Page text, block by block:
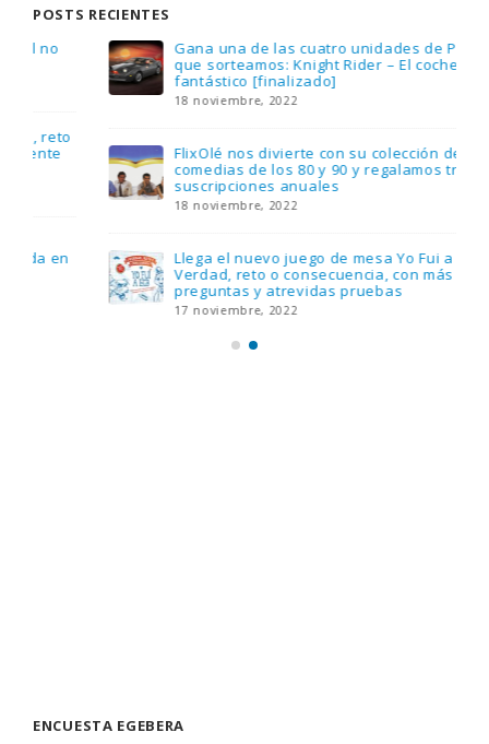
POSTS RECIENTES
Gana una de las cuatro unidades de PLAYMOBIL
que sorteamos: Knight Rider – El coche
fantástico [finalizado]
18 noviembre, 2022
FlixOlé nos divierte con su colección de
comedias de los 80 y 90 y regalamos tres
suscripciones anuales
18 noviembre, 2022
Llega el nuevo juego de mesa Yo Fui a EGB:
Verdad, reto o consecuencia, con más
preguntas y atrevidas pruebas
17 noviembre, 2022